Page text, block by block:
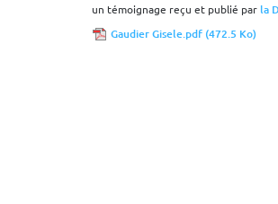
un témoignage reçu et publié par la
Gaudier Gisele.pdf (472.5 Ko)